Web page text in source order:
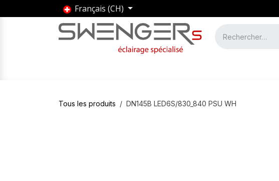
Se rendre au contenu
Français (CH)
Tous les produits DN145B LED6S/830_840 PSU WH